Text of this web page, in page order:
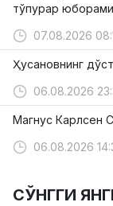
тўпурар
07.08.2026
Ҳусановнинг
06.08.2026
Магнус Карлсен
06.08.2026
СЎНГГИ